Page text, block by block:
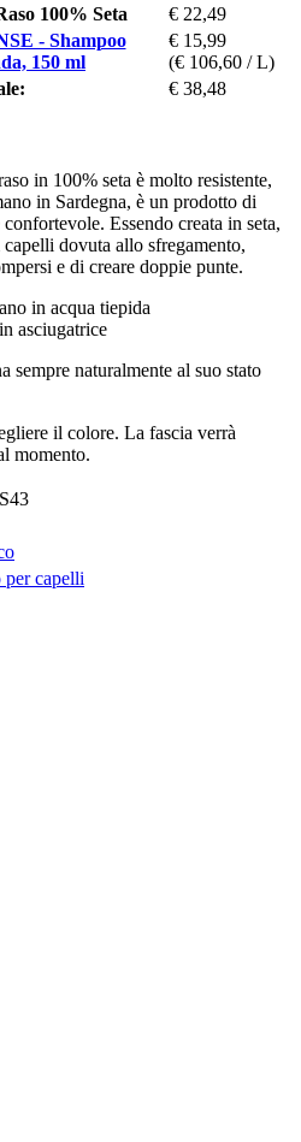
100% Seta
€ 22,49
- Shampoo
150 ml
€ 15,99
(€ 106,60 / L)
€ 38,48
in 100% seta è molto resistente,
in Sardegna, è un prodotto di
Essendo creata in seta,
dovuta allo sfregamento,
e di creare doppie punte.
in acqua tiepida
asciugatrice
sempre naturalmente al suo stato
il colore. La fascia verrà
momento.
per capelli